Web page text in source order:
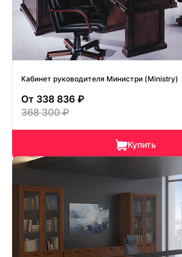
Кабинет руководителя Министри (Ministry)
От 338 836 ₽
368 300 ₽
Купить